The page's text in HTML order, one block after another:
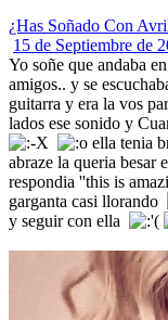
¿Has Soñado Con
15 de Septiembre de
Yo soñe que andaba
amigos.. y se
guitarra y era la vos
lados ese sonido y
ella tenia
abraze la queria besar
respondia ''this is
garganta casi llorando
y seguir con ella